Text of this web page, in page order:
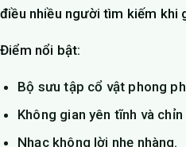
điều nhiều người tìm kiếm khi
Điểm nổi bật:
Bộ sưu tập cổ vật phong
Không gian yên tĩnh và chỉn
Nhạc không lời nhẹ nhàng.